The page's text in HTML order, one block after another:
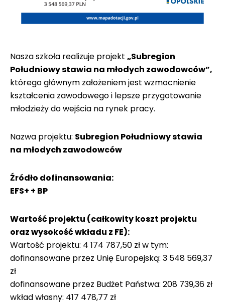
Nasza szkoła realizuje projekt „Subregion
Południowy stawia na młodych zawodowców”,
którego głównym założeniem jest wzmocnienie
kształcenia zawodowego i lepsze przygotowanie
młodzieży do wejścia na rynek pracy.
Nazwa projektu: Subregion Południowy stawia
na młodych zawodowców
Źródło dofinansowania:
EFS+ + BP
Wartość projektu (całkowity koszt projektu
oraz wysokość wkładu z FE):
Wartość projektu: 4 174 787,50 zł w tym:
dofinansowane przez Unię Europejską: 3 548 569,37
zł
dofinansowane przez Budżet Państwa: 208 739,36 zł
wkład własny: 417 478,77 zł